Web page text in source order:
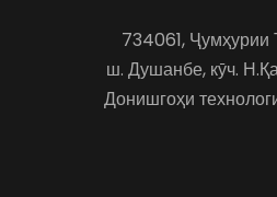
734061, Ҷумҳурии
ш. Душанбе, кӯч.
Донишгоҳи